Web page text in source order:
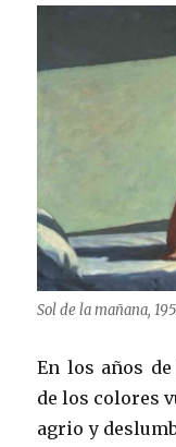
Sol de la mañana,
En los años
de los colores
agrio y